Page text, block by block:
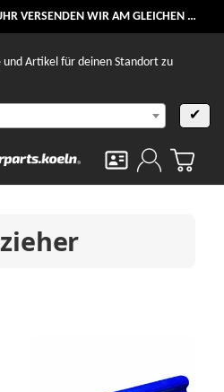
€ WIR AM GLEICHEN WERKTAG
Artikel für deinen Standort zu
✔